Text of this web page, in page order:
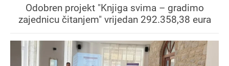
Odobren projekt "Knjiga svima – gradimo
zajednicu čitanjem" vrijedan 292.358,38 eura